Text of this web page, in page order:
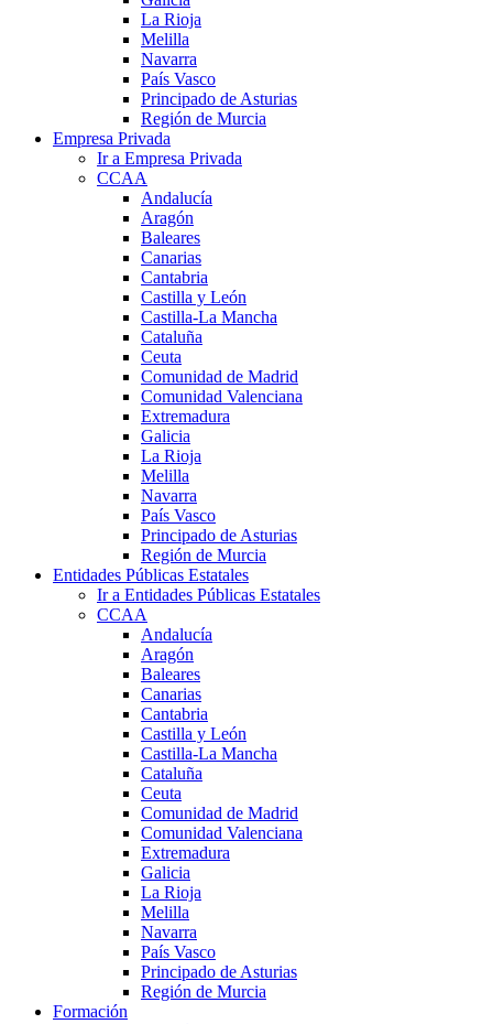
La Rioja
Melilla
Navarra
País Vasco
Principado de Asturias
Región de Murcia
Empresa Privada
Ir a Empresa Privada
CCAA
Andalucía
Aragón
Baleares
Canarias
Cantabria
Castilla y León
Castilla-La Mancha
Cataluña
Ceuta
Comunidad de Madrid
Comunidad Valenciana
Extremadura
Galicia
La Rioja
Melilla
Navarra
País Vasco
Principado de Asturias
Región de Murcia
Entidades Públicas Estatales
Ir a Entidades Públicas Estatales
CCAA
Andalucía
Aragón
Baleares
Canarias
Cantabria
Castilla y León
Castilla-La Mancha
Cataluña
Ceuta
Comunidad de Madrid
Comunidad Valenciana
Extremadura
Galicia
La Rioja
Melilla
Navarra
País Vasco
Principado de Asturias
Región de Murcia
Formación